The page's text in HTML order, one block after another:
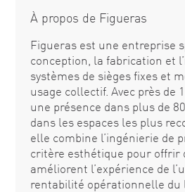
À propos de Figueras
Figueras est une entreprise
conception, la fabrication et
systèmes de sièges fixes et
usage collectif. Avec près de
une présence dans plus de
dans les espaces les plus
elle combine l’ingénierie de
critère esthétique pour offrir
améliorent l’expérience de
rentabilité opérationnelle du